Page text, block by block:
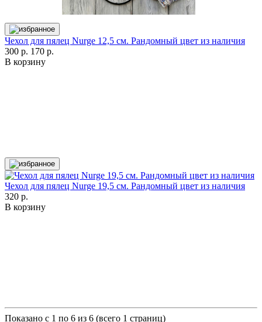
Чехол для пялец Nurge 12,5 см. Рандомный цвет из наличия
300 р. 170 р.
В корзину
Чехол для пялец Nurge 19,5 см. Рандомный цвет из наличия
320 р.
В корзину
Показано с 1 по 6 из 6 (всего 1 страниц)